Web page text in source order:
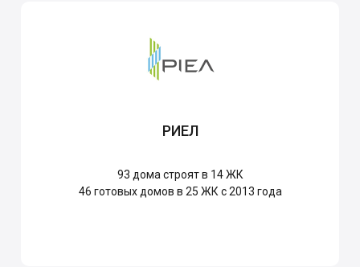
РИЕЛ
93 дома строят в 14 ЖК
46 готовых домов в 25 ЖК с 2013 года